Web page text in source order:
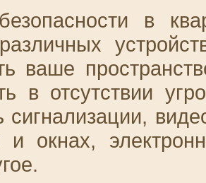
в
ваше
в отсутствии
сигнализации,
и окнах,